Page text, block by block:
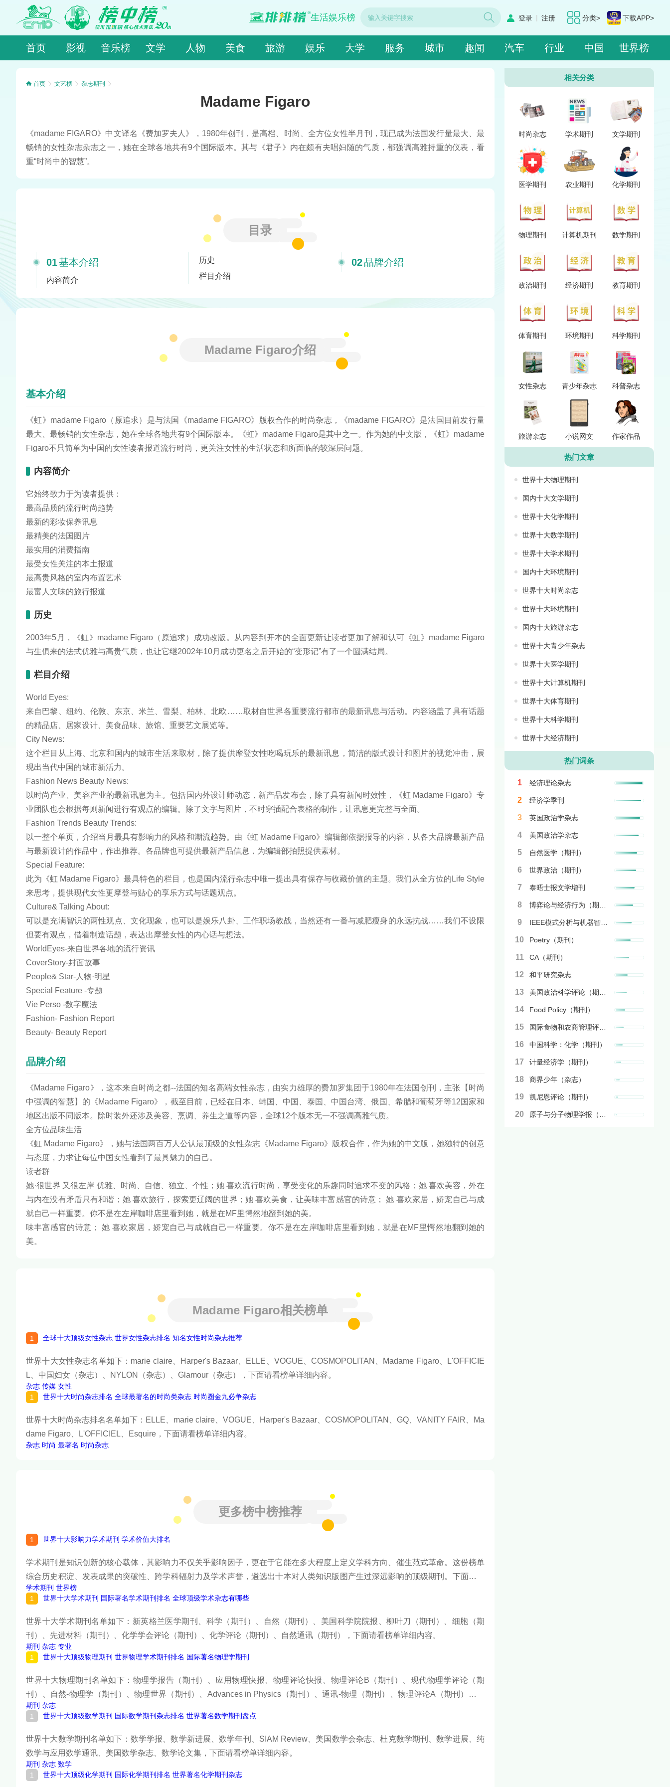
分类> 下载APP>
登录 | 注册
生活娱乐榜
首页 影视 音乐榜 文学 人物 美食 旅游 娱乐 大学 服务 城市 趣闻 汽车 行业 中国 世界榜
首页 文艺榜 杂志期刊
Madame Figaro
《madame FIGARO》中文译名《费加罗夫人》，1980年创刊，是高档、时尚、全方位女性半月刊，现已成为法国发行量最大、最
畅销的女性杂志杂志之一，她在全球各地共有9个国际版本。其与《君子》内在颇有夫唱妇随的气质，都强调高雅持重的仪表，看
重“时尚中的智慧”。
目录
01基本介绍
内容简介
历史
栏目介绍
02品牌介绍
Madame Figaro介绍
基本介绍
《虹》madame Figaro（原追求）是与法国《madame FIGARO》版权合作的时尚杂志，《madame FIGARO》是法国目前发行量
最大、最畅销的女性杂志，她在全球各地共有9个国际版本。《虹》madame Figaro是其中之一。作为她的中文版，《虹》madame
Figaro不只简单为中国的女性读者报道流行时尚，更关注女性的生活状态和所面临的较深层问题。
内容简介
它始终致力于为读者提供：
最高品质的流行时尚趋势
最新的彩妆保养讯息
最精美的法国图片
最实用的消费指南
最受女性关注的本土报道
最高贵风格的室内布置艺术
最富人文味的旅行报道
历史
2003年5月，《虹》madame Figaro（原追求）成功改版。从内容到开本的全面更新让读者更加了解和认可《虹》madame Figaro
与生俱来的法式优雅与高贵气质，也让它继2002年10月成功更名之后开始的“变形记”有了一个圆满结局。
栏目介绍
World Eyes:
来自巴黎、纽约、伦敦、东京、米兰、雪梨、柏林、北欧……取材自世界各重要流行都市的最新讯息与活动。内容涵盖了具有话题
的精品店、居家设计、美食品味、旅馆、重要艺文展览等。
City News:
这个栏目从上海、北京和国内的城市生活来取材，除了提供摩登女性吃喝玩乐的最新讯息，简洁的版式设计和图片的视觉冲击，展
现出当代中国的城市新活力。
Fashion News Beauty News:
以时尚产业、美容产业的最新讯息为主。包括国内外设计师动态，新产品发布会，除了具有新闻时效性，《虹 Madame Figaro》专
业团队也会根据每则新闻进行有观点的编辑。除了文字与图片，不时穿插配合表格的制作，让讯息更完整与全面。
Fashion Trends Beauty Trends:
以一整个单页，介绍当月最具有影响力的风格和潮流趋势。由《虹 Madame Figaro》编辑部依据报导的内容，从各大品牌最新产品
与最新设计的作品中，作出推荐。各品牌也可提供最新产品信息，为编辑部拍照提供素材。
Special Feature:
此为《虹 Madame Figaro》最具特色的栏目，也是国内流行杂志中唯一提出具有保存与收藏价值的主题。我们从全方位的Life Style
来思考，提供现代女性更摩登与贴心的享乐方式与话题观点。
Culture& Talking About:
可以是充满智识的两性观点、文化现象，也可以是娱乐八卦、工作职场教战，当然还有一番与减肥瘦身的永远抗战……我们不设限
但要有观点，借着制造话题，表达出摩登女性的内心话与想法。
WorldEyes-来自世界各地的流行资讯
CoverStory-封面故事
People& Star-人物·明星
Special Feature -专题
Vie Perso -数字魔法
Fashion- Fashion Report
Beauty- Beauty Report
品牌介绍
《Madame Figaro》，这本来自时尚之都--法国的知名高端女性杂志，由实力雄厚的费加罗集团于1980年在法国创刊，主张【时尚
中强调的智慧】的《Madame Figaro》，截至目前，已经在日本、韩国、中国、泰国、中国台湾、俄国、希腊和葡萄牙等12国家和
地区出版不同版本。除时装外还涉及美容、烹调、养生之道等内容，全球12个版本无一不强调高雅气质。
全方位品味生活
《虹 Madame Figaro》，她与法国两百万人公认最顶级的女性杂志《Madame Figaro》版权合作，作为她的中文版，她独特的创意
与态度，力求让每位中国女性看到了最具魅力的自己。
读者群
她·很世界 又很左岸 优雅、时尚、自信、独立、个性；她 喜欢流行时尚，享受变化的乐趣同时追求不变的风格；她 喜欢美容，外在
与内在没有矛盾只有和谐；她 喜欢旅行，探索更辽阔的世界；她 喜欢美食，让美味丰富感官的诗意； 她 喜欢家居，娇宠自己与成
就自己一样重要。你不是在左岸咖啡店里看到她，就是在MF里愕然地翻到她的美。
味丰富感官的诗意； 她 喜欢家居，娇宠自己与成就自己一样重要。你不是在左岸咖啡店里看到她，就是在MF里愕然地翻到她的
美。
Madame Figaro相关榜单
全球十大顶级女性杂志 世界女性杂志排名 知名女性时尚杂志推荐
世界十大女性杂志名单如下：marie claire、Harper's Bazaar、ELLE、VOGUE、COSMOPOLITAN、Madame Figaro、L'OFFICIE
L、中国妇女（杂志）、NYLON（杂志）、Glamour（杂志），下面请看榜单详细内容。
杂志 传媒 女性
世界十大时尚杂志排名 全球最著名的时尚类杂志 时尚圈金九必争杂志
世界十大时尚杂志排名名单如下：ELLE、marie claire、VOGUE、Harper's Bazaar、COSMOPOLITAN、GQ、VANITY FAIR、Ma
dame Figaro、L'OFFICIEL、Esquire，下面请看榜单详细内容。
杂志 时尚 最著名 时尚杂志
更多榜中榜推荐
世界十大影响力学术期刊 学术价值大排名
学术期刊是知识创新的核心载体，其影响力不仅关乎影响因子，更在于它能在多大程度上定义学科方向、催生范式革命。这份榜单
综合历史积淀、发表成果的突破性、跨学科辐射力及学术声誉，遴选出十本对人类知识版图产生过深远影响的顶级期刊。下面跟着
榜中榜编辑一起来看看详细名单吧！
学术期刊 世界榜
世界十大学术期刊 国际著名学术期刊排名 全球顶级学术杂志有哪些
世界十大学术期刊名单如下：新英格兰医学期刊、科学（期刊）、自然（期刊）、美国科学院院报、柳叶刀（期刊）、细胞（期
刊）、先进材料（期刊）、化学学会评论（期刊）、化学评论（期刊）、自然通讯（期刊），下面请看榜单详细内容。
期刊 杂志 专业
世界十大顶级物理期刊 世界物理学术期刊排名 国际著名物理学期刊
世界十大物理期刊名单如下：物理学报告（期刊）、应用物理快报、物理评论快报、物理评论B（期刊）、现代物理学评论（期
刊）、自然-物理学（期刊）、物理世界（期刊）、Advances in Physics（期刊）、通讯-物理（期刊）、物理评论A（期刊），下
面请看榜单详细内容。
期刊 杂志
世界十大顶级数学期刊 国际数学期刊杂志排名 世界著名数学期刊盘点
世界十大数学期刊名单如下：数学学报、数学新进展、数学年刊、SIAM Review、美国数学会杂志、杜克数学期刊、数学进展、纯
数学与应用数学通讯、美国数学杂志、数学论文集，下面请看榜单详细内容。
期刊 杂志 数学
世界十大顶级化学期刊 国际化学期刊排名 世界著名化学期刊杂志
相关分类
时尚杂志 学术期刊 文学期刊
医学期刊 农业期刊 化学期刊
物理期刊 计算机期刊 数学期刊
政治期刊 经济期刊 教育期刊
体育期刊 环境期刊 科学期刊
女性杂志 青少年杂志 科普杂志
旅游杂志 小说网文 作家作品
热门文章
世界十大物理期刊
国内十大文学期刊
世界十大化学期刊
世界十大数学期刊
世界十大学术期刊
国内十大环境期刊
世界十大时尚杂志
世界十大环境期刊
国内十大旅游杂志
世界十大青少年杂志
世界十大医学期刊
世界十大计算机期刊
世界十大体育期刊
世界十大科学期刊
世界十大经济期刊
热门词条
1 经济理论杂志
2 经济学季刊
3 英国政治学杂志
4 美国政治学杂志
5 自然医学（期刊）
6 世界政治（期刊）
7 泰晤士报文学增刊
8 博弈论与经济行为（期刊）
9 IEEE模式分析与机器智能汇刊
10 Poetry（期刊）
11 CA（期刊）
12 和平研究杂志
13 美国政治科学评论（期刊）
14 Food Policy（期刊）
15 国际食物和农商管理评论（期刊）
16 中国科学：化学（期刊）
17 计量经济学（期刊）
18 商界少年（杂志）
19 凯尼恩评论（期刊）
20 原子与分子物理学报（期刊）